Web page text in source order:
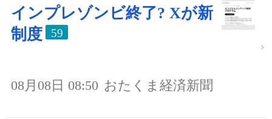
インプレゾンビ終了? Xが新
制度
59
08月08日 08:50 おたくま経済新聞